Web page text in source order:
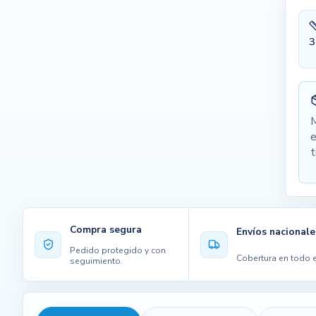
Compra segura
Pedido protegido y con
seguimiento.
Envíos
Cobertura en todo